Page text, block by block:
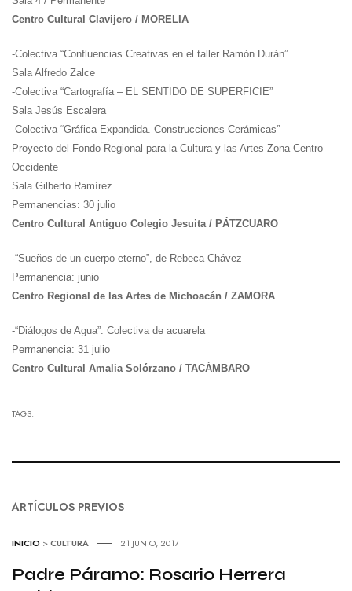
Centro Cultural Clavijero / MORELIA
-Colectiva “Confluencias Creativas en el taller Ramón Durán”
Sala Alfredo Zalce
-Colectiva “Cartografía – EL SENTIDO DE SUPERFICIE”
Sala Jesús Escalera
-Colectiva “Gráfica Expandida. Construcciones Cerámicas”
Proyecto del Fondo Regional para la Cultura y las Artes Zona Centro
Occidente
Sala Gilberto Ramírez
Permanencias: 30 julio
Centro Cultural Antiguo Colegio Jesuita / PÁTZCUARO
-“Sueños de un cuerpo eterno”, de Rebeca Chávez
Permanencia: junio
Centro Regional de las Artes de Michoacán / ZAMORA
-“Diálogos de Agua”. Colectiva de acuarela
Permanencia: 31 julio
Centro Cultural Amalia Solórzano / TACÁMBARO
TAGS:
ARTÍCULOS PREVIOS
INICIO >CULTURA 21 JUNIO, 2017
Padre Páramo: Rosario Herrera